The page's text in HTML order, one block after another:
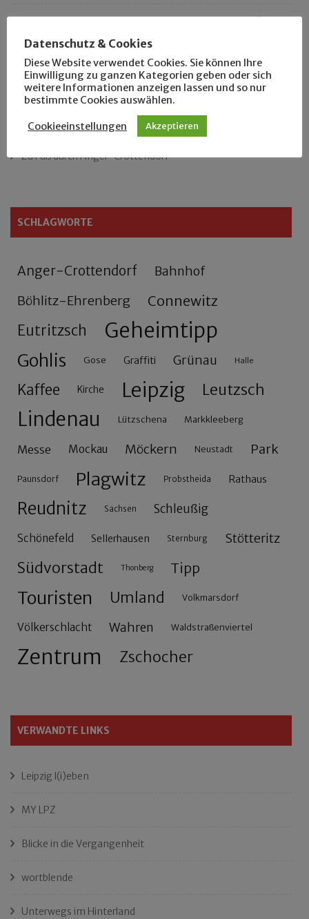
Der Leipziger Schmiedetag von 1904
Rennfahrer in Schönefeld und Zschocher
Zu Fuß durch Anger-Crottendorf
SCHLAGWORTE
Anger-Crottendorf Bahnhof
Böhlitz-Ehrenberg Connewitz
Eutritzsch Geheimtipp
Gohlis Gose Graffiti Grünau Halle
Kaffee Kirche Leipzig Leutzsch
Lindenau Lützschena Markkleeberg
Messe Mockau Möckern Neustadt Park
Paunsdorf Plagwitz Probstheida Rathaus
Reudnitz Sachsen Schleußig
Schönefeld Sellerhausen Sternburg Stötteritz
Südvorstadt Thonberg Tipp
Touristen Umland Volkmarsdorf
Völkerschlacht Wahren Waldstraßenviertel
Zentrum Zschocher
VERWANDTE LINKS
Leipzig l(i)eben
MY LPZ
Blicke in die Vergangenheit
wortblende
Unterwegs im Hinterland
Datenschutz & Cookies
Diese Website verwendet Cookies. Sie können Ihre
Einwilligung zu ganzen Kategorien geben oder sich
weitere Informationen anzeigen lassen und so nur
bestimmte Cookies auswählen.
Cookieeinstellungen Akzeptieren